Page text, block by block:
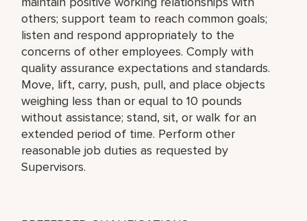
others; support team to reach common goals;
listen and respond appropriately to the
concerns of other employees. Comply with
quality assurance expectations and standards.
Move, lift, carry, push, pull, and place objects
weighing less than or equal to 10 pounds
without assistance; stand, sit, or walk for an
extended period of time. Perform other
reasonable job duties as requested by
Supervisors.